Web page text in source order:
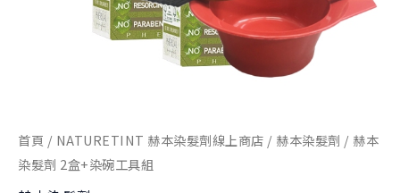
首頁 / NATURETINT 赫本染髮劑線上商店 / 赫本染髮劑 / 赫本
染髮劑 2盒+染碗工具組